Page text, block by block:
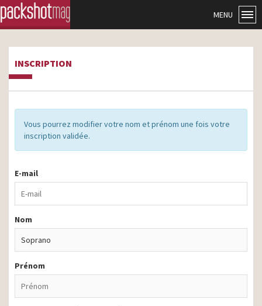
MENU
INSCRIPTION
Vous pourrez modifier votre nom et prénom une fois votre
inscription validée.
E-mail
Nom
Prénom